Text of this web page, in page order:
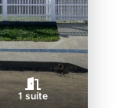
1 suíte